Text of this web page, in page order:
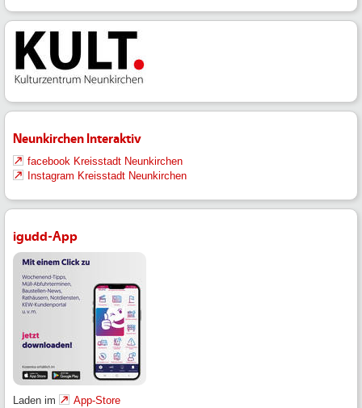
Neunkirchen Interaktiv
facebook Kreisstadt Neunkirchen
Instagram Kreisstadt Neunkirchen
igudd-App
Laden im
App-Store